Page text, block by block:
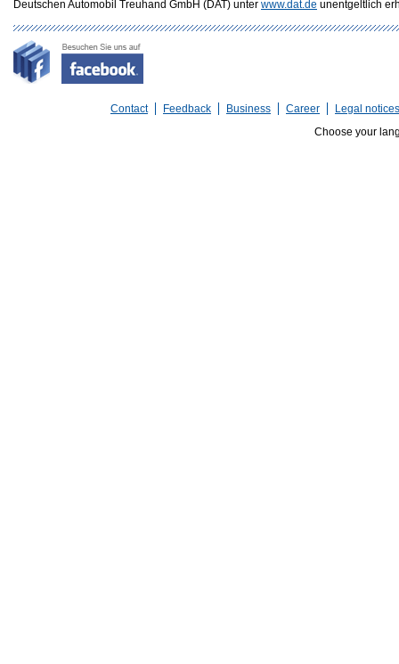
Deutschen Automobil Treuhand GmbH (DAT) unter www.dat.de unentgeltlich
Contact Feedback Business Career
Legal notices
Choose your